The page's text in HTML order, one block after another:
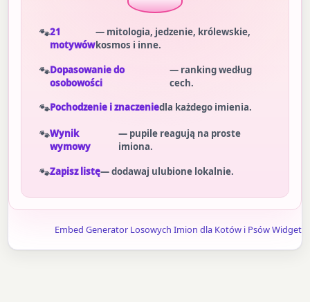
21
motywów
— mitologia, jedzenie, królewskie,
kosmos i inne.
Dopasowanie do
osobowości
— ranking według
cech.
Pochodzenie i znaczeniedla każdego imienia.
Wynik
wymowy
— pupile reagują na proste
imiona.
Zapisz listę— dodawaj ulubione lokalnie.
Embed Generator Losowych Imion dla Kotów i Psów Widget